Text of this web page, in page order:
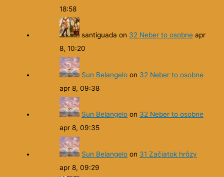
18:58
santiguada on 32 Neber to osobne apr
8, 10:20
Sun Belangelo on 32 Neber to osobne
apr 8, 09:38
Sun Belangelo on 32 Neber to osobne
apr 8, 09:35
Sun Belangelo on 31 Začiatok hrôzy
apr 8, 09:29